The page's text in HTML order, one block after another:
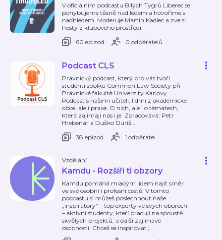
V oficiálním podcastu Bílých Tygrů Liberec se
pohybujeme těsně nad ledem a hovoříme s
nadhledem. Moderuje Martin Kadlec a zve si
hosty z klubového prostředí.
60 epizod
0 odběratelů
Podcast CLS
Právnický podcast, který pro vás tvoří
studenti spolku Common Law Society při
Právnické fakultě Univerzity Karlovy.
Podcast s našimi učiteli, lidmi z akademické
obce, ale i praxe. O nich, ale i o tématech,
která zajímají nás i je. Zpracovává: Petr
Hrebenár a Duško Duriš…
38 epizod
1 odběratel
Vzdělání
Kamdu - Rozšíří ti obzory
Kamdu pomáhá mladým lidem najít směr
ve své osobní i profesní cestě. V tomto
podcastu si můžeš poslechnout naše
„inspirátory“ – top experty ve svých oborech
– aktivní studenty, kteří pracují na spoustě
skvělých projektů, a další zajímavé
osobnosti. Chceš se inspirovat j…